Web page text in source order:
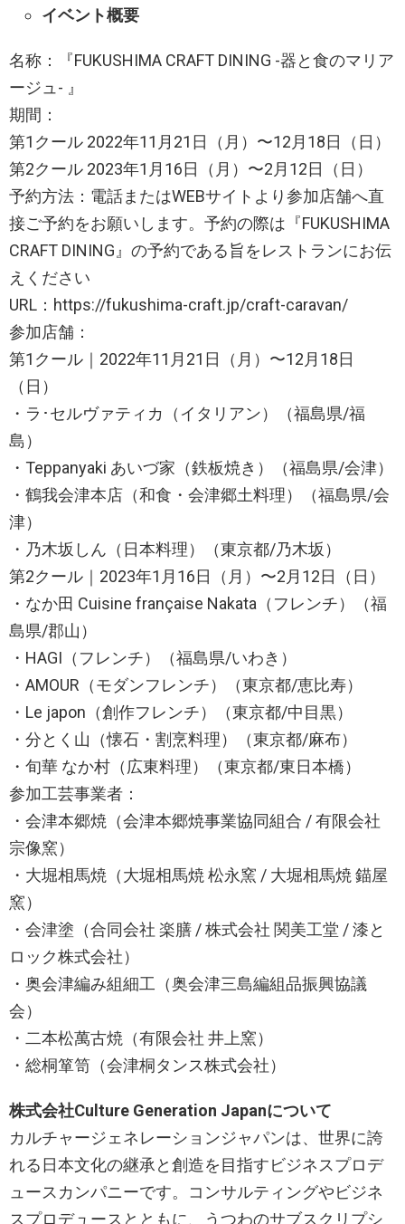
イベント概要
名称：『FUKUSHIMA CRAFT DINING -器と食のマリア
ージュ- 』
期間：
第1クール 2022年11月21日（月）〜12月18日（日）
第2クール 2023年1月16日（月）〜2月12日（日）
予約方法：電話またはWEBサイトより参加店舗へ直
接ご予約をお願いします。予約の際は『FUKUSHIMA
CRAFT DINING』の予約である旨をレストランにお伝
えください
URL：https://fukushima-craft.jp/craft-caravan/
参加店舗：
第1クール｜2022年11月21日（月）〜12月18日
（日）
・ラ･セルヴァティカ（イタリアン）（福島県/福
島）
・Teppanyaki あいづ家（鉄板焼き）（福島県/会津）
・鶴我会津本店（和食・会津郷土料理）（福島県/会
津）
・乃木坂しん（日本料理）（東京都/乃木坂）
第2クール｜2023年1月16日（月）〜2月12日（日）
・なか田 Cuisine française Nakata（フレンチ）（福
島県/郡山）
・HAGI（フレンチ）（福島県/いわき）
・AMOUR（モダンフレンチ）（東京都/恵比寿）
・Le japon（創作フレンチ）（東京都/中目黒）
・分とく山（懐石・割烹料理）（東京都/麻布）
・旬華 なか村（広東料理）（東京都/東日本橋）
参加工芸事業者：
・会津本郷焼（会津本郷焼事業協同組合 / 有限会社
宗像窯）
・大堀相馬焼（大堀相馬焼 松永窯 / 大堀相馬焼 錨屋
窯）
・会津塗（合同会社 楽膳 / 株式会社 関美工堂 / 漆と
ロック株式会社）
・奥会津編み組細工（奥会津三島編組品振興協議
会）
・二本松萬古焼（有限会社 井上窯）
・総桐箪笥（会津桐タンス株式会社）
株式会社Culture Generation Japanについて
カルチャージェネレーションジャパンは、世界に誇
れる日本文化の継承と創造を目指すビジネスプロデ
ュースカンパニーです。コンサルティングやビジネ
スプロデュースとともに、うつわのサブスクリプシ